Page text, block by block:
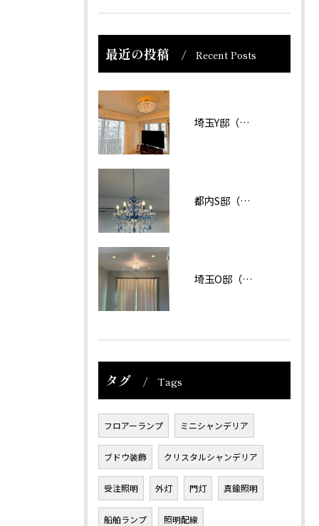
最近の投稿 Recent Posts
埼玉Y邸（マンション）
都内S邸（マンション）
埼玉O邸（戸建て）
タグ Tags
フロアーランプ ミニシャンデリア
ブドウ装飾 クリスタルシャンデリア
受注照明 外灯 門灯 真鍮照明
船舶ランプ 照明配線